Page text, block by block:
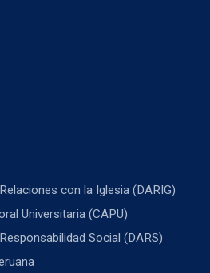
con la Iglesia (DARIG)
Universitaria (CAPU)
Social (DARS)